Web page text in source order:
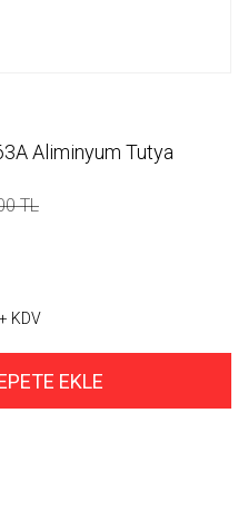
Aliminyum Tutya
TL
KDV
EKLE